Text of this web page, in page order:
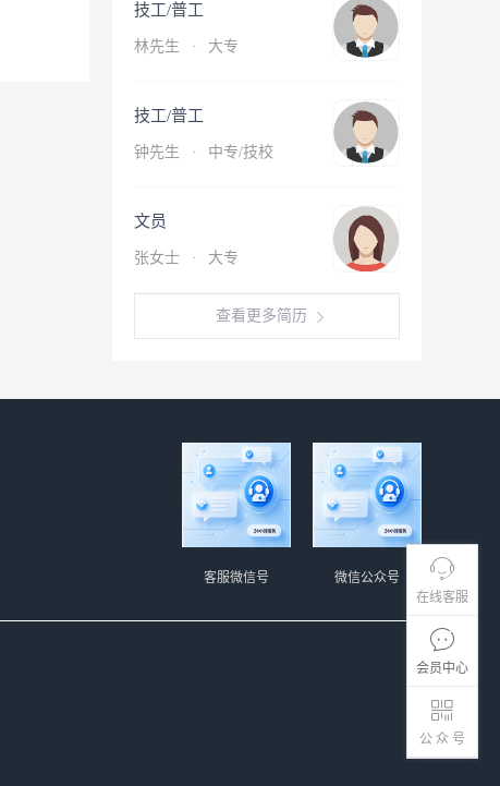
在线客服
会员中心
公 众 号
技工/普工
林先生 · 大专
技工/普工
钟先生 · 中专/技校
文员
张女士 · 大专
查看更多简历
微信公众号
客服微信号